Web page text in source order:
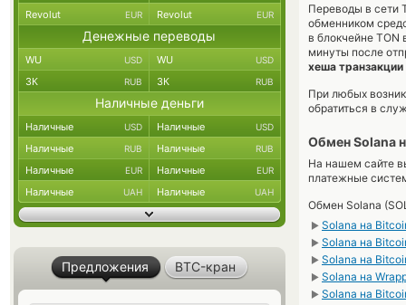
Переводы в сети
обменником
в блокчейне TON
минуты после
хеша транзакции
При любых
обратиться в
Обмен Solana
На нашем сайте
платежные
Обмен Solana
► Solana на
► Solana на
► Solana на
► Solana на
► Solana на
Revolut EUR Revolut EUR
Денежные переводы
WU USD WU USD
ЗК RUB ЗК RUB
Наличные деньги
Наличные USD Наличные USD
Наличные RUB Наличные RUB
Наличные EUR Наличные EUR
Наличные UAH Наличные UAH
Предложения BTC-кран